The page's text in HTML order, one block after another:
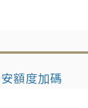
額度加碼